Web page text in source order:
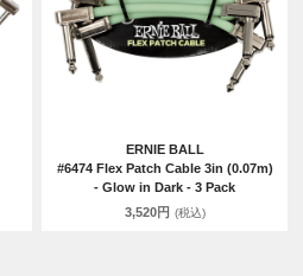
ERNIE BALL
#6474 Flex Patch Cable 3in (0.07m)
- Glow in Dark - 3 Pack
3,520円 (税込)